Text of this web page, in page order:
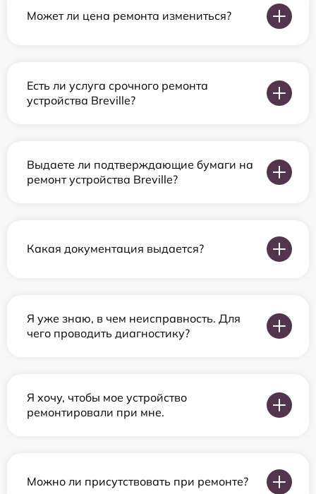
Может ли цена ремонта измениться?
Есть ли услуга срочного ремонта
устройства Breville?
Выдаете ли подтверждающие бумаги на
ремонт устройства Breville?
Какая документация выдается?
Я уже знаю, в чем неисправность. Для
чего проводить диагностику?
Я хочу, чтобы мое устройство
ремонтировали при мне.
Можно ли присутствовать при ремонте?